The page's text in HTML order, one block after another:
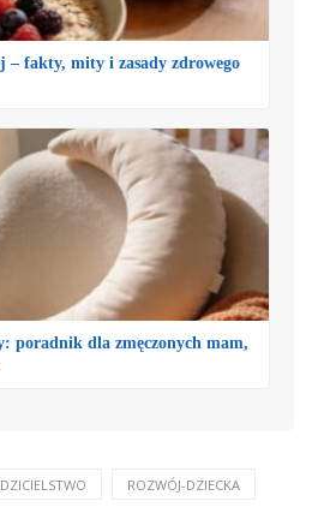
– fakty, mity i zasady zdrowego
poradnik dla zmęczonych mam,
ROZWÓJ-DZIECKA